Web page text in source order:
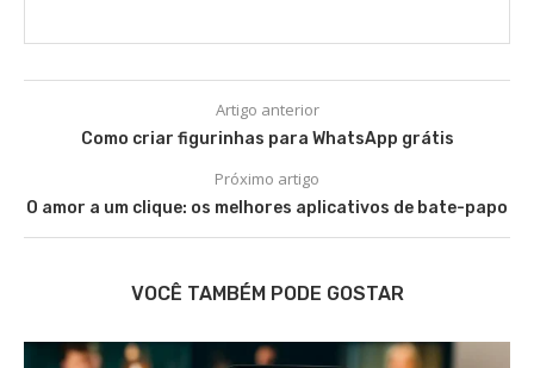
Artigo anterior
Como criar figurinhas para WhatsApp grátis
Próximo artigo
O amor a um clique: os melhores aplicativos de bate-papo
VOCÊ TAMBÉM PODE GOSTAR